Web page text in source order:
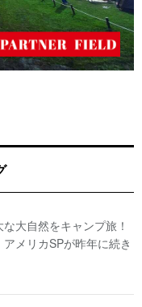
大自然をキャンプ旅！
メリカSPが昨年に続き